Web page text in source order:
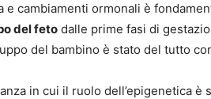
cambiamenti ormonali è
del feto dalle prime fasi di
del bambino è stato del tutto
in cui il ruolo dell’epigenetica è